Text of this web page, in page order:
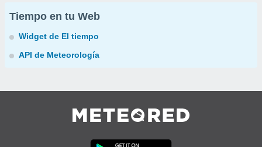
Tiempo en tu Web
Widget de El tiempo
API de Meteorología